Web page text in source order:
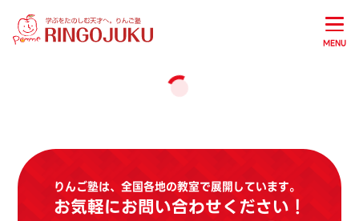
MENU
りんご塾は、全国各地の教室で展開しています。
お気軽にお問い合わせください！